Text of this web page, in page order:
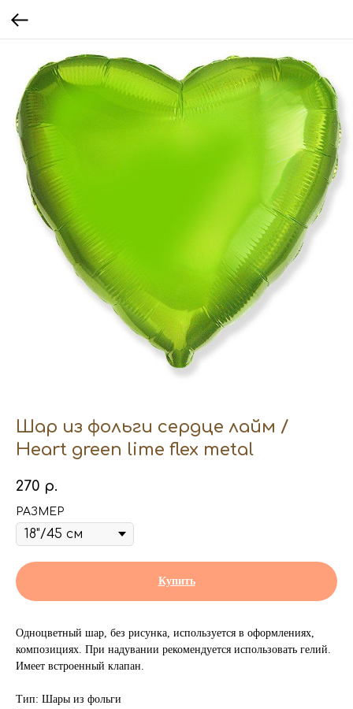
Шар из фольги сердце лайм /
Heart green lime flex metal
270 р.
РАЗМЕР
Купить
Одноцветный шар, без рисунка, используется в оформлениях,
композициях. При надувании рекомендуется использовать гелий.
Имеет встроенный клапан.
Тип: Шары из фольги